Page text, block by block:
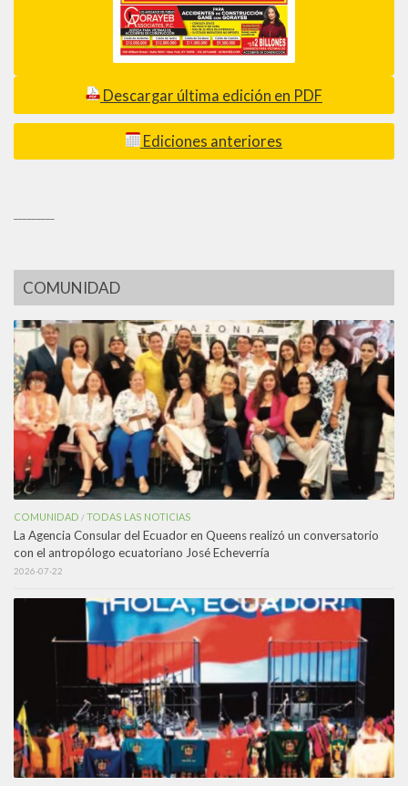
Descargar última edición en PDF
Ediciones anteriores
COMUNIDAD
COMUNIDAD /TODAS LAS NOTICIAS
La Agencia Consular del Ecuador en Queens realizó un conversatorio
con el antropólogo ecuatoriano José Echeverría
2026-07-22